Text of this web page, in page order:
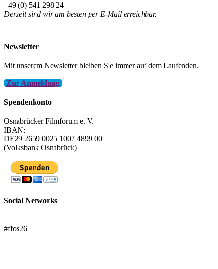
+49 (0) 541 298 24
Derzeit sind wir am besten per E-Mail erreichbar.
Newsletter
Mit unserem Newsletter bleiben Sie immer auf dem Laufenden.
Zur Anmeldung
Spendenkonto
Osnabrücker Filmforum e. V.
IBAN:
DE29 2659 0025 1007 4899 00
(Volksbank Osnabrück)
Social Networks
#ffos26